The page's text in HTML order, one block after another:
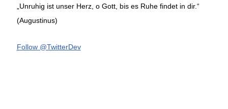
„Unruhig ist unser Herz, o Gott, bis es Ruhe findet in dir.“
(Augustinus)
Follow @TwitterDev